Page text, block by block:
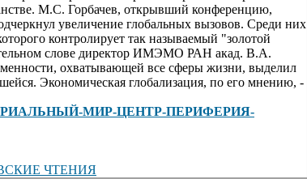
М.С. Горбачев, открывший конференцию,
увеличение глобальных вызовов. Среди них
контролирует так называемый "золотой
слове директор ИМЭМО РАН акад. В.А.
охватывающей все сферы жизни, выделил
Экономическая глобализация, по его мнению, -
МИР-ЦЕНТР-ПЕРИФЕРИЯ-
ЧТЕНИЯ